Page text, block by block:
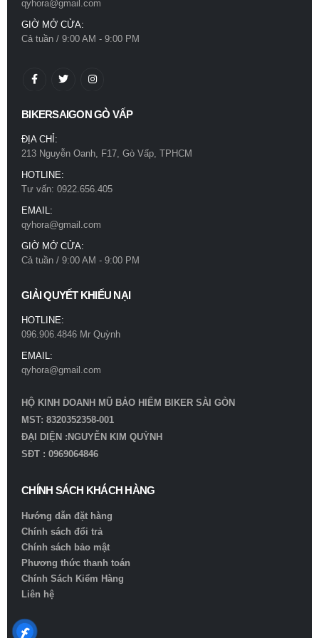
0out of 5
960.000
0out of 5
960.000
qyhora@gmail.com
GIỜ MỞ CỬA:
Cả tuần / 9:00 AM - 9:00 PM
BIKERSAIGON GÒ VẤP
ĐỊA CHỈ:
213 Nguyễn Oanh, F17, Gò Vấp, TPHCM
HOTLINE:
Tư vấn: 0922.656.405
EMAIL:
qyhora@gmail.com
GIỜ MỞ CỬA:
Cả tuần / 9:00 AM - 9:00 PM
GIẢI QUYẾT KHIẾU NẠI
HOTLINE:
096.906.4846 Mr Quỳnh
EMAIL:
qyhora@gmail.com
HỘ KINH DOANH MŨ BẢO HIỂM BIKER SÀI GÒN
MST: 8320352358-001
ĐẠI DIỆN :NGUYỄN KIM QUỲNH
SĐT : 0969064846
CHÍNH SÁCH KHÁCH HÀNG
Hướng dẫn đặt hàng
Chính sách đổi trả
Chính sách bảo mật
Phương thức thanh toán
Chính Sách Kiểm Hàng
Liên hệ